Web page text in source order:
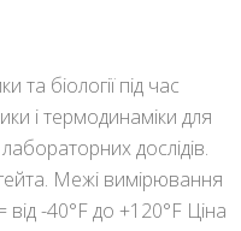
та біології під час
і термодинаміки для
дослідів.
Межі вимірювання
-40°F до +120°F Ціна